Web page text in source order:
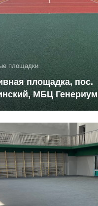
площадки
площадка, пос.
МБЦ Генериум